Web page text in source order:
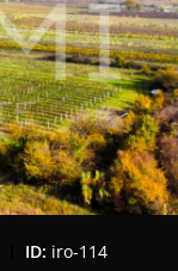
ID: iro-114